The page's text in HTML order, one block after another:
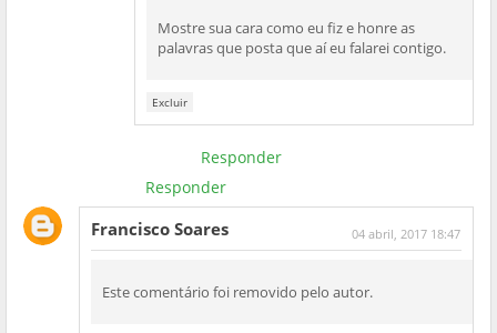
Mostre sua cara como eu fiz e honre as
palavras que posta que aí eu falarei contigo.
Excluir
Responder
Responder
Francisco Soares 04 abril, 2017 18:47
Este comentário foi removido pelo autor.